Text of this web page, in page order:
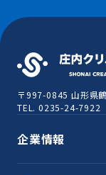
〒997-0845 山形県
TEL. 0235-24-
企業情報